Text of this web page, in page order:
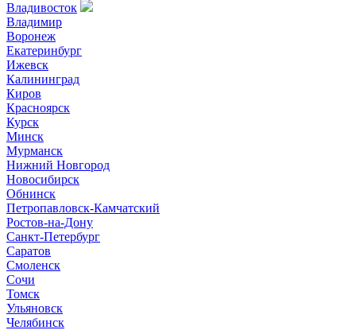
Владивосток
Владимир
Воронеж
Екатеринбург
Ижевск
Калининград
Киров
Красноярск
Курск
Минск
Мурманск
Нижний Новгород
Новосибирск
Обнинск
Петропавловск-Камчатский
Ростов-на-Дону
Санкт-Петербург
Саратов
Смоленск
Сочи
Томск
Ульяновск
Челябинск